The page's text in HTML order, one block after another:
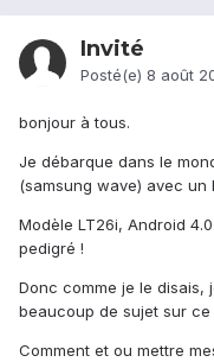
Invité
Posté(e) 8 août
bonjour à tous.
Je débarque dans le
(samsung wave) avec un
Modèle LT26i, Android
pedigré !
Donc comme je le disais,
beaucoup de sujet sur
Comment et ou mettre